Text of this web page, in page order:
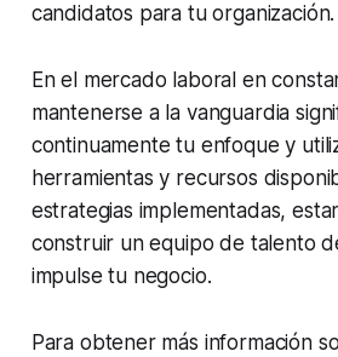
candidatos para tu organización.
En el mercado laboral en
mantenerse a la vanguardia
continuamente tu enfoque y
herramientas y recursos
estrategias implementadas,
construir un equipo de talento
impulse tu negocio.
Para obtener más información